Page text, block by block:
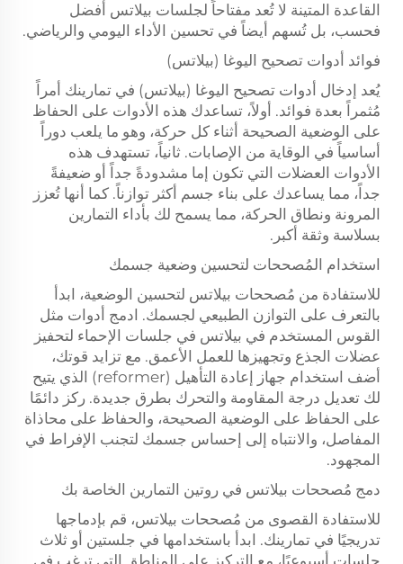
القاعدة المتينة لا تُعد مفتاحاً لجلسات بيلاتس أفضل
فحسب، بل تُسهم أيضاً في تحسين الأداء اليومي والرياضي.
فوائد أدوات تصحيح اليوغا (بيلاتس)
يُعد إدخال أدوات تصحيح اليوغا (بيلاتس) في تمارينك أمراً
مُثمراً بعدة فوائد. أولاً، تساعدك هذه الأدوات على الحفاظ
على الوضعية الصحيحة أثناء كل حركة، وهو ما يلعب دوراً
أساسياً في الوقاية من الإصابات. ثانياً، تستهدف هذه
الأدوات العضلات التي تكون إما مشدودةً جداً أو ضعيفةً
جداً، مما يساعدك على بناء جسم أكثر توازناً. كما أنها تُعزز
المرونة ونطاق الحركة، مما يسمح لك بأداء التمارين
بسلاسة وثقة أكبر.
استخدام المُصححات لتحسين وضعية جسمك
للاستفادة من مُصححات بيلاتس لتحسين الوضعية، ابدأ
بالتعرف على التوازن الطبيعي لجسمك. ادمج أدوات مثل
القوس المستخدم في بيلاتس في جلسات الإحماء لتحفيز
عضلات الجذع وتجهيزها للعمل الأعمق. مع تزايد قوتك،
أضف استخدام جهاز إعادة التأهيل (reformer) الذي يتيح
لك تعديل درجة المقاومة والتحرك بطرق جديدة. ركز دائمًا
على الحفاظ على الوضعية الصحيحة، والحفاظ على محاذاة
المفاصل، والانتباه إلى إحساس جسمك لتجنب الإفراط في
المجهود.
دمج مُصححات بيلاتس في روتين التمارين الخاصة بك
للاستفادة القصوى من مُصححات بيلاتس، قم بإدماجها
تدريجيًا في تمارينك. ابدأ باستخدامها في جلستين أو ثلاث
جلسات أسبوعيًا، مع التركيز على المناطق التي ترغب في